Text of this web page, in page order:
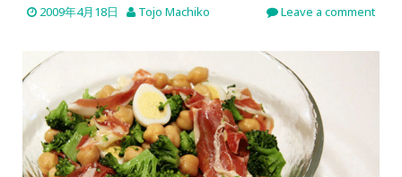
2009年4月18日 Tojo Machiko Leave a comment